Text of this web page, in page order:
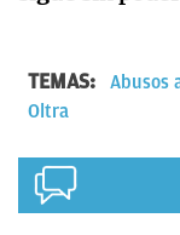
TEMAS: Abusos
Oltra